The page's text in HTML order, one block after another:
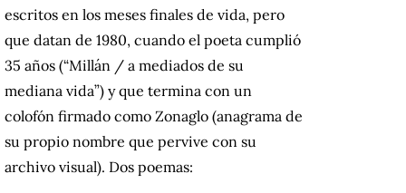
escritos en los meses finales de vida, pero
que datan de 1980, cuando el poeta cumplió
35 años (“Millán / a mediados de su
mediana vida”) y que termina con un
colofón firmado como Zonaglo (anagrama de
su propio nombre que pervive con su
archivo visual). Dos poemas: